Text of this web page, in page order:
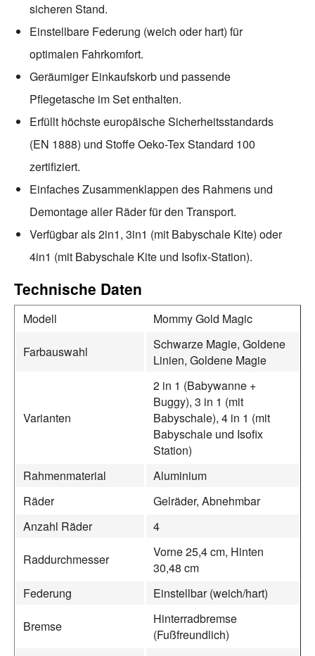
sicheren Stand.
Einstellbare Federung (weich oder hart) für
optimalen Fahrkomfort.
Geräumiger Einkaufskorb und passende
Pflegetasche im Set enthalten.
Erfüllt höchste europäische Sicherheitsstandards
(EN 1888) und Stoffe Oeko-Tex Standard 100
zertifiziert.
Einfaches Zusammenklappen des Rahmens und
Demontage aller Räder für den Transport.
Verfügbar als 2in1, 3in1 (mit Babyschale Kite) oder
4in1 (mit Babyschale Kite und Isofix-Station).
Technische Daten
Modell Mommy Gold Magic
Farbauswahl
Schwarze Magie, Goldene
Linien, Goldene Magie
Varianten
2 in 1 (Babywanne +
Buggy), 3 in 1 (mit
Babyschale), 4 in 1 (mit
Babyschale und Isofix
Station)
Rahmenmaterial
Aluminium
Räder
Gelräder, Abnehmbar
Anzahl Räder
4
Raddurchmesser
Vorne 25,4 cm, Hinten
30,48 cm
Federung
Einstellbar (weich/hart)
Bremse
Hinterradbremse
(Fußfreundlich)